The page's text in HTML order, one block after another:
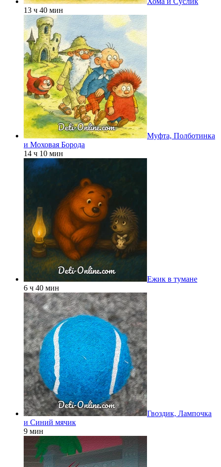
13 ч 40 мин
Муфта, Полботинка
и Моховая Борода
14 ч 10 мин
Ежик в тумане
6 ч 40 мин
Гвоздик, Лампочка
и Синий мячик
9 мин